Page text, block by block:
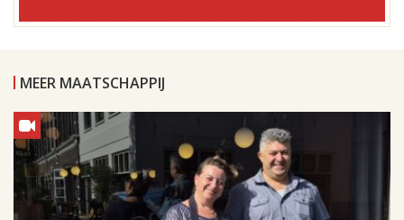
MEER MAATSCHAPPIJ